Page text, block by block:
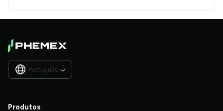
Português 
Produtos